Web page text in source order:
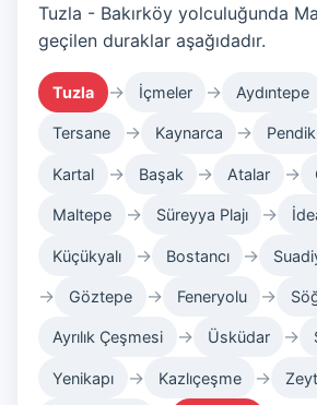
Tuzla - Bakırköy yolculuğunda
geçilen duraklar aşağıdadır.
Tuzla → İçmeler → Aydıntepe
Tersane → Kaynarca → Pendik
Kartal → Başak → Atalar →
Maltepe → Süreyya Plajı →
Küçükyalı → Bostancı →
→ Göztepe → Feneryolu →
Ayrılık Çeşmesi → Üsküdar →
Yenikapı → Kazlıçeşme →